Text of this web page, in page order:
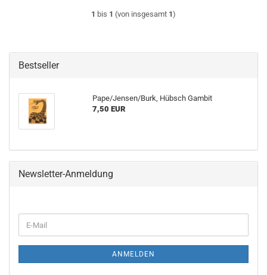
1 bis 1 (von insgesamt 1)
Bestseller
Pape/Jensen/Burk, Hübsch Gambit
7,50 EUR
Newsletter-Anmeldung
ZUR
E-
Mail
ANMELDEN